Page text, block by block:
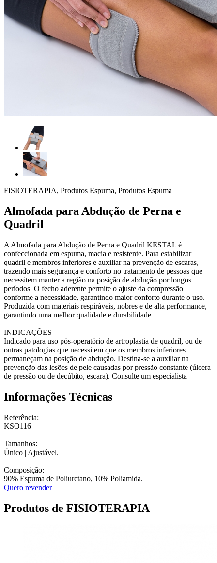
FISIOTERAPIA, Produtos Espuma, Produtos Espuma
Almofada para Abdução de Perna e
Quadril
A Almofada para Abdução de Perna e Quadril KESTAL é
confeccionada em espuma, macia e resistente. Para estabilizar
quadril e membros inferiores e auxiliar na prevenção de escaras,
trazendo mais segurança e conforto no tratamento de pessoas que
necessitem manter a região na posição de abdução por longos
períodos. O fecho aderente permite o ajuste da compressão
conforme a necessidade, garantindo maior conforto durante o uso.
Produzida com materiais respiráveis, nobres e de alta performance,
garantindo uma melhor qualidade e durabilidade.
INDICAÇÕES
Indicado para uso pós-operatório de artroplastia de quadril, ou de
outras patologias que necessitem que os membros inferiores
permaneçam na posição de abdução. Destina-se a auxiliar na
prevenção das lesões de pele causadas por pressão constante (úlcera
de pressão ou de decúbito, escara). Consulte um especialista
Informações Técnicas
Referência:
KSO116
Tamanhos:
Único | Ajustável.
Composição:
90% Espuma de Poliuretano, 10% Poliamida.
Quero revender
Produtos de FISIOTERAPIA